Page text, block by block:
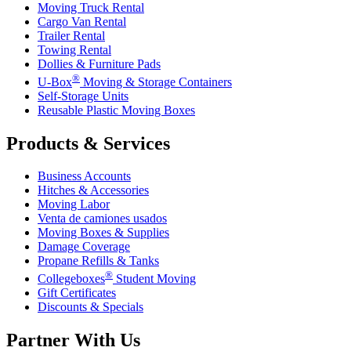
Moving Truck Rental
Cargo Van Rental
Trailer Rental
Towing Rental
Dollies & Furniture Pads
U-Box® Moving & Storage Containers
Self-Storage Units
Reusable Plastic Moving Boxes
Products & Services
Business Accounts
Hitches & Accessories
Moving Labor
Venta de camiones usados
Moving Boxes & Supplies
Damage Coverage
Propane Refills & Tanks
Collegeboxes® Student Moving
Gift Certificates
Discounts & Specials
Partner With Us